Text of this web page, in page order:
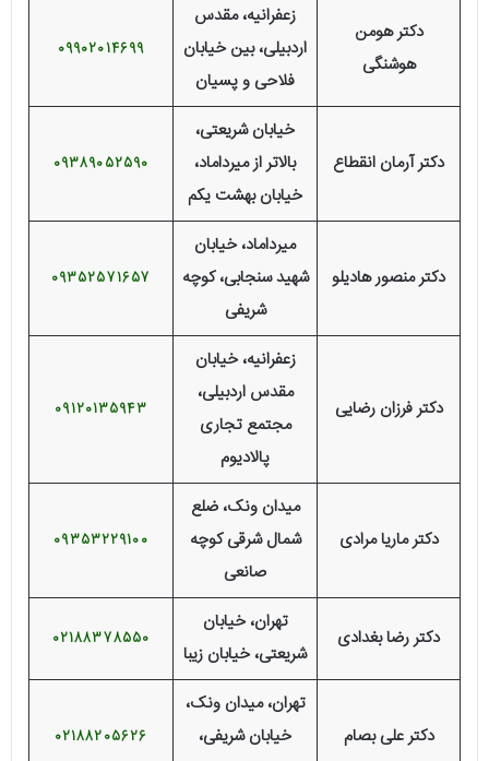
دکتر هومن
هوشنگی
زعفرانیه، مقدس
اردبیلی، بین خیابان
فلاحی و پسیان
09902014699
دکتر آرمان انقطاع
خیابان شریعتی،
بالاتر از میرداماد،
خیابان بهشت یکم
09389052590
دکتر منصور هادیلو
میرداماد، خیابان
شهید سنجابی، کوچه
شریفی
09352571657
دکتر فرزان رضایی
زعفرانیه، خیابان
مقدس اردبیلی،
مجتمع تجاری
پالادیوم
09120135943
دکتر ماریا مرادی
میدان ونک، ضلع
شمال شرقی کوچه
صانعی
09353229100
دکتر رضا بغدادی
تهران، خیابان
شریعتی، خیابان زیبا
02188378550
دکتر علی بصام
تهران، میدان ونک،
خیابان شریفی،
02188205626